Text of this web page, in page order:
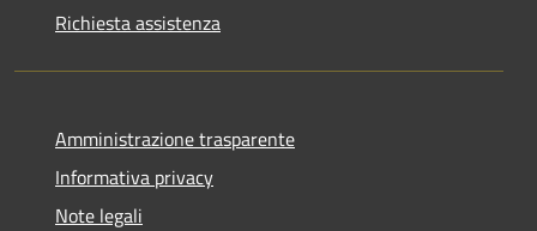
Richiesta assistenza
Amministrazione trasparente
Informativa privacy
Note legali